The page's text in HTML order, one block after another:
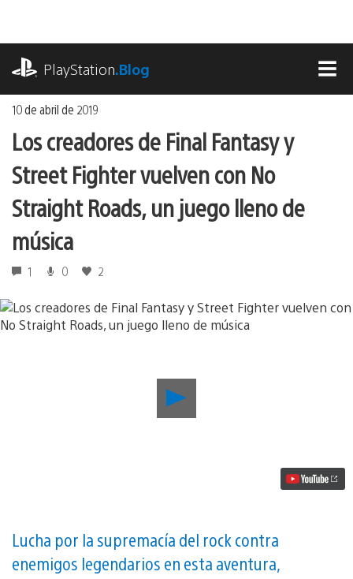
contenido
PlayStation.Blog
10 de abril de 2019
Los creadores de Final Fantasy y
Street Fighter vuelven con No
Straight Roads, un juego lleno de
música
1 0 2
creadores
con
No
Straight
Lucha por la supremacía del rock contra
enemigos legendarios en esta aventura,